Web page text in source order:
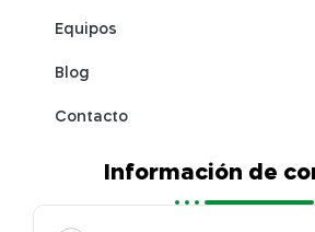
Equipos
Blog
Contacto
Información de